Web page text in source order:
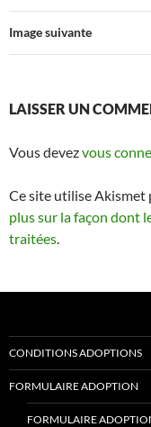
Image suivante
LAISSER UN
Vous devezvous
Ce site utilise Akismet
plus sur la façon dont
traitées.
CONDITIONS ADOPTIONS
FORMULAIRE ADOPTION
FORMULAIRE